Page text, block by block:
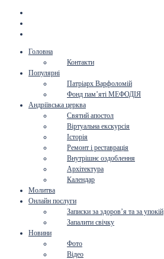
Головна
Контакти
Популярні
Патріарх Варфоломій
Фонд пам’яті МЕФОДІЯ
Андріївська церква
Святий апостол
Віртуальна екскурсія
Історія
Ремонт і реставрація
Внутрішнє оздоблення
Архітектура
Календар
Молитва
Онлайн послуги
Записки за здоров’я та за упокій
Запалити свічку
Новини
Фото
Відео